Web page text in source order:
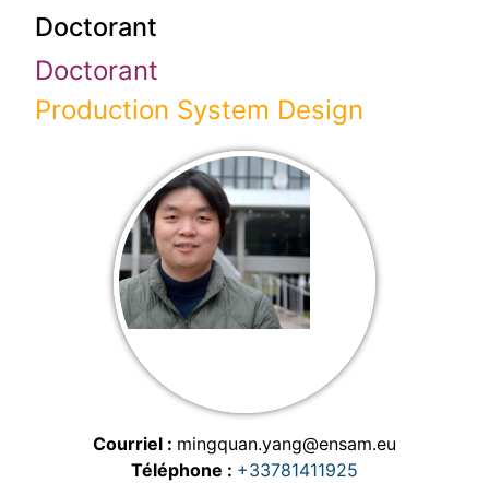
Courriel
mingquan.yang@ensam.eu
Téléphone
+33781411925
Doctorant
Doctorant
Production System Design